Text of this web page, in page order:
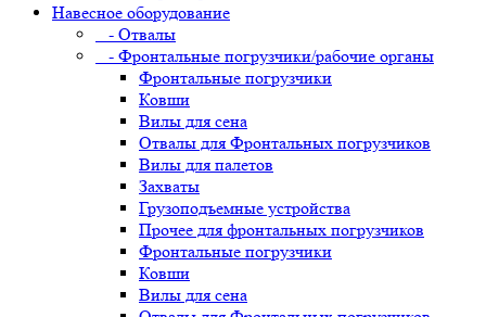
Навесное оборудование
- Отвалы
- Фронтальные погрузчики/рабочие органы
Фронтальные погрузчики
Ковши
Вилы для сена
Отвалы для Фронтальных погрузчиков
Вилы для палетов
Захваты
Грузоподъемные устройства
Прочее для фронтальных погрузчиков
Фронтальные погрузчики
Ковши
Вилы для сена